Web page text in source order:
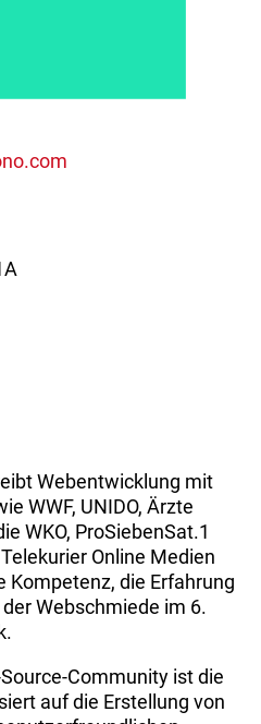
Web­entwicklung mit
WWF, UNIDO, Ärzte
WKO, ProSiebenSat.1
Online Medien
Kompetenz, die Erfahrung
Webschmiede im 6.
Community ist die
auf die Erstellung von